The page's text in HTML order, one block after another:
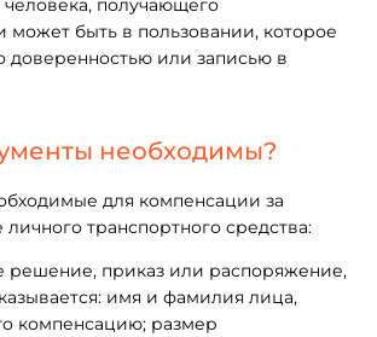
человека, получающего
может быть в пользовании, которое
доверенностью или записью в
необходимы?
для компенсации за
личного транспортного средства:
решение, приказ или распоряжение,
имя и фамилия лица,
компенсацию; размер